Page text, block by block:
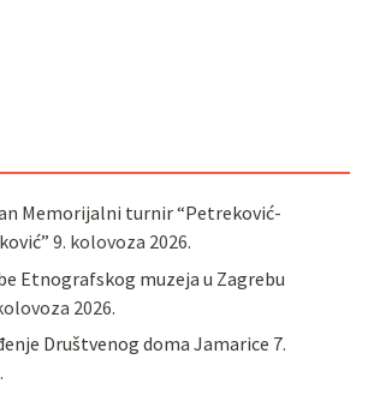
Memorijalni turnir “Petreković-
9. kolovoza 2026.
Etnografskog muzeja u Zagrebu
2026.
Društvenog doma Jamarice 7.